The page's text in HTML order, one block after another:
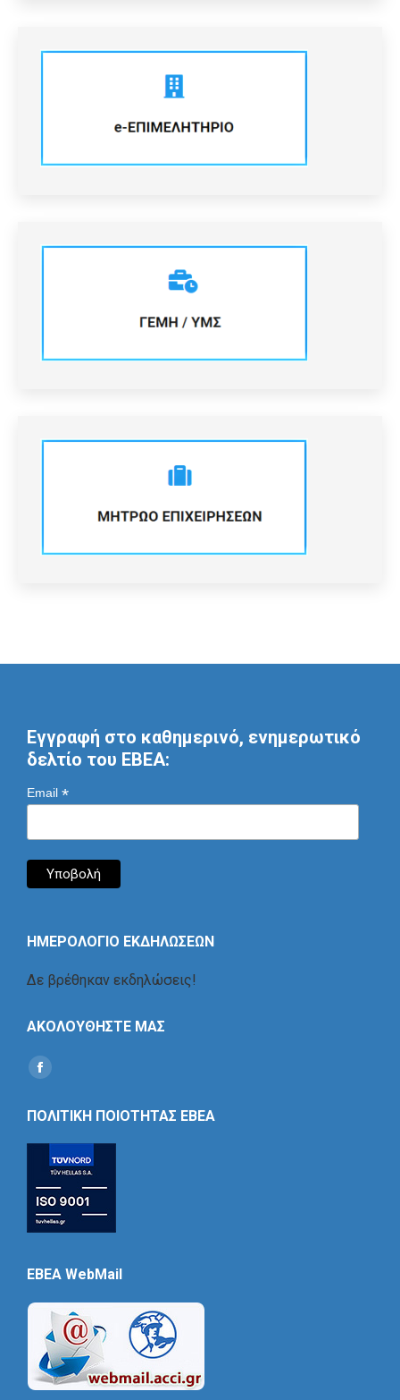
Εγγραφή στο καθημερινό, ενημερωτικό
δελτίο του ΕΒΕΑ:
Email *
ΗΜΕΡΟΛΟΓΙΟ ΕΚΔΗΛΩΣΕΩΝ
Δε βρέθηκαν εκδηλώσεις!
ΑΚΟΛΟΥΘΗΣΤΕ ΜΑΣ
Find us on:
Social
ΠΟΛΙΤΙΚΗ ΠΟΙΟΤΗΤΑΣ ΕΒΕΑ
EBEA WebMail